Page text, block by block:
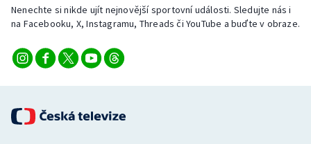
Vodní slalom
Volejbal
Nenechte si nikde ujít nejnovější sportovní události. Sledujte nás i
na Facebooku, X, Instagramu, Threads či YouTube a buďte v obraze.